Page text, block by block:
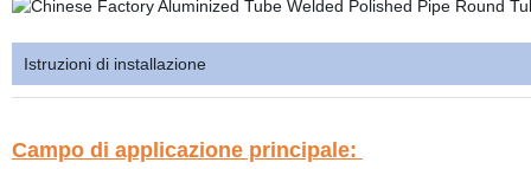
Istruzioni di installazione
Campo di applicazione principale: